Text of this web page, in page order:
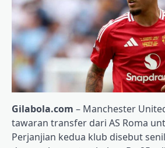
Gilabola.com – Manchester
tawaran transfer dari AS Roma
Perjanjian kedua klub disebut